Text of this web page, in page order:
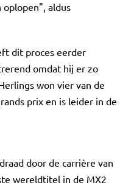
aldus
dit proces eerder
omdat hij er zo
won vier van de
prix en is leider in de
door de carrière van
wereldtitel in de MX2